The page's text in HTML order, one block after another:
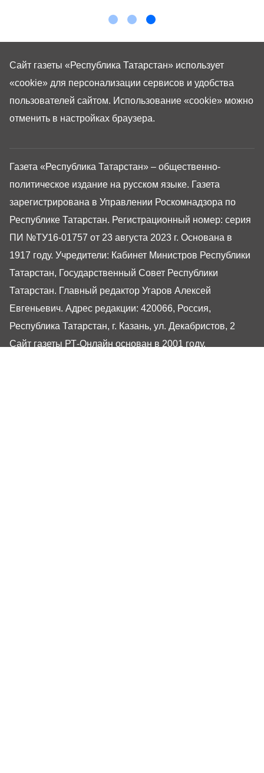
Газета «Республика Татарстан» – общественно-
политическое издание на русском языке. Газета
зарегистрирована в Управлении Роскомнадзора по
Республике Татарстан. Регистрационный номер: серия
ПИ №ТУ16-01757 от 23 августа 2023 г. Основана в
1917 году. Учредители: Кабинет Министров Республики
Татарстан, Государственный Совет Республики
Татарстан. Главный редактор Угаров Алексей
Евгеньевич. Адрес редакции: 420066, Россия,
Республика Татарстан, г. Казань, ул. Декабристов, 2
Сайт газеты РТ-Онлайн основан в 2001 году,
Сайт газеты «Республика Татарстан» использует
«cookie» для персонализации сервисов и удобства
пользователей сайтом. Использование «cookie» можно
отменить в настройках браузера.